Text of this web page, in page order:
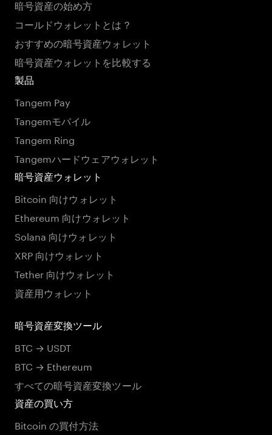
暗号資産の始め方
コールドウォレットとは？
おすすめの暗号資産ウォレット
暗号資産ウォレットを比較する
製品
Tangem Pay
Tangemモバイル
Tangem Ring
Tangemハードウェアウォレット
暗号資産ウォレット
Bitcoin 向けウォレット
Ethereum 向けウォレット
Solana 向けウォレット
XRP 向けウォレット
Tether 向けウォレット
資産用ウォレット
暗号資産変換ツール
BTC → USDT
BTC → Ethereum
すべての暗号資産変換ツール
資産の買い方
Bitcoin の買付方法